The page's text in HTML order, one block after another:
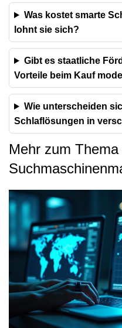
Was kostet smarte
lohnt sie sich?
Gibt es staatliche
Vorteile beim Kauf
Wie unterscheiden
Schlaflösungen in
Mehr zum Thema